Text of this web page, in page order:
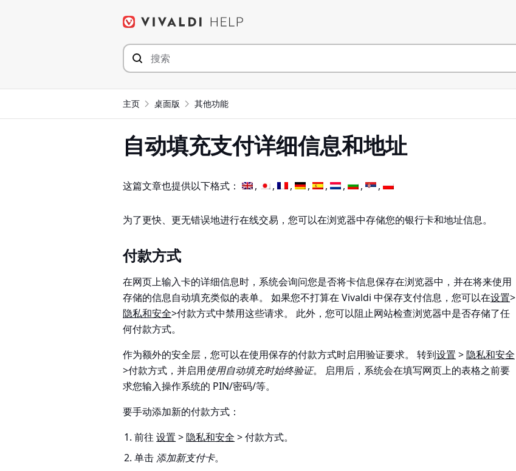
主页 桌面版 其他功能
自动填充支付详细信息和地址
这篇文章也提供以下格式：
为了更快、更无错误地进行在线交易，您可以在浏览器中存储您的银行卡和地址信息。
付款方式
在网页上输入卡的详细信息时，系统会询问您是否将卡信息保存在浏览器中，并在将来使用
存储的信息自动填充类似的表单。 如果您不打算在 Vivaldi 中保存支付信息，您可以在设置>
隐私和安全>付款方式中禁用这些请求。 此外，您可以阻止网站检查浏览器中是否存储了任
何付款方式。
作为额外的安全层，您可以在使用保存的付款方式时启用验证要求。 转到设置 >隐私和安全
>付款方式 ，并启用使用自动填充时始终验证。 启用后，系统会在填写网页上的表格之前要
求您输入操作系统的 PIN/密码/等。
要手动添加新的付款方式：
前往设置 >隐私和安全 > 付款方式。
单击 添加新支付卡。